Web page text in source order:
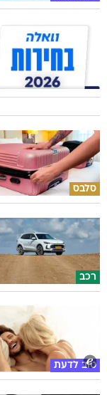
סלבס
רכב
טוב לדעת